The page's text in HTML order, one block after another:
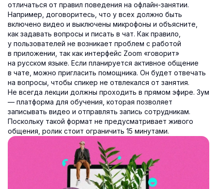
отличаться от правил поведения на офлайн-занятии.
Например, договоритесь, что у всех должно быть
включено видео и выключены микрофоны и объясните,
как задавать вопросы и писать в чат. Как правило,
у пользователей не возникает проблем с работой
в приложении, так как интерфейс Zoom «говорит»
на русском языке. Если планируется активное общение
в чате, можно пригласить помощника. Он будет отвечать
на вопросы, чтобы спикер не отвлекался от занятия.
Не всегда лекции должны проходить в прямом эфире. Зум
— платформа для обучения, которая позволяет
записывать видео и отправлять запись сотрудникам.
Поскольку такой формат не предусматривает живого
общения, ролик стоит ограничить 15 минутами.